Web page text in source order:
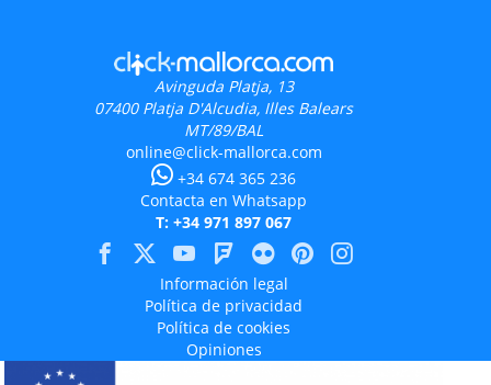
Avinguda Platja, 13
07400 Platja D'Alcudia, Illes Balears
MT/89/BAL
online@click-mallorca.com
+34 674 365 236
Contacta en Whatsapp
T: +34 971 897 067
Información legal
Política de privacidad
Política de cookies
Opiniones